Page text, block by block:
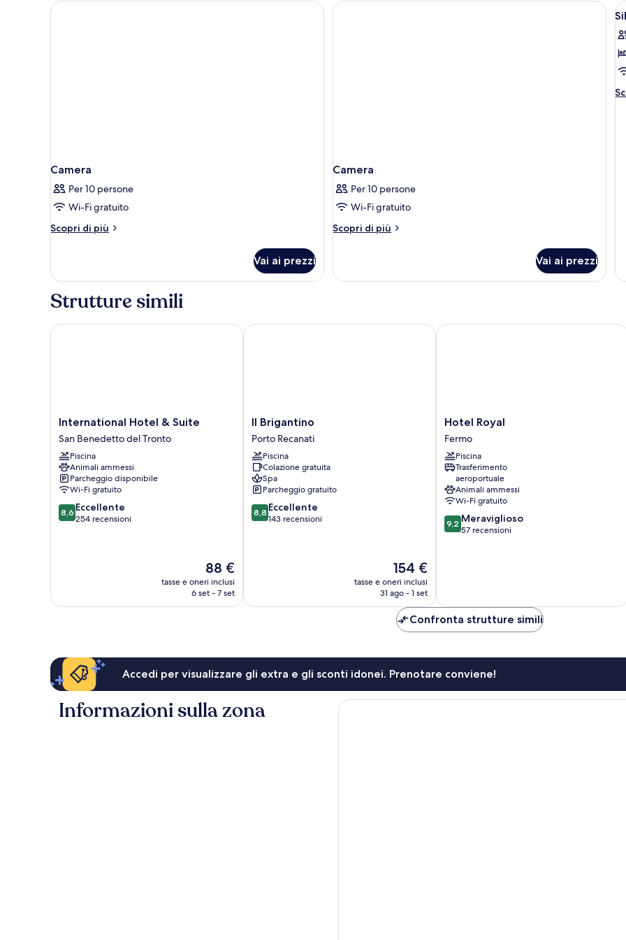
camere
Camera
Per 10 persone
Wi-Fi gratuito
Scopri di più
Altri
Vai ai prezzi
Camera
Per 10 persone
Wi-Fi gratuito
Scopri di più
Altri
Vai ai prezzi
le
Strutture simili
International
Hotel
&
Suite
San
Benedetto
del
Tronto
International Hotel & Suite
San Benedetto del Tronto
Piscina
Animali ammessi
Parcheggio disponibile
Wi-Fi gratuito
8.6
su
8,6 Eccellente
254 recensioni
Il
prezzo
attuale
88 €
tasse e oneri inclusi
6 set - 7 set
International Hotel & Suite
Il
Brigantino
Porto
Recanati
Il Brigantino
Porto Recanati
Piscina
Colazione gratuita
Spa
Parcheggio gratuito
8.8
su
8,8 Eccellente
143 recensioni
Il
prezzo
attuale
154 €
154 €
tasse e oneri inclusi
31 ago - 1 set
Il Brigantino
Hotel
Royal
Fermo
Hotel Royal
Fermo
Piscina
Trasferimento
aeroportuale
Animali ammessi
Wi-Fi gratuito
9.2
su
9,2 Meraviglioso
57 recensioni
Hotel Royal
Confronta strutture simili
Accedi per visualizzare gli extra e gli sconti idonei. Prenotare conviene!
Informazioni sulla zona